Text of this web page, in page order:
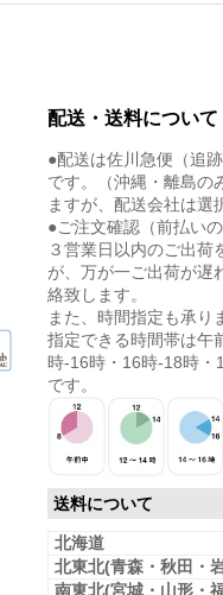
配送・送料について
●配送は佐川急便（追
です。（沖縄・離島の
ますが、配送会社は選
●ご注文確認（前払い
３営業日以内のご出荷
が、万が一ご出荷が遅
絡致します。
また、時間指定も承り
指定できる時間帯は午
時-16時・16時-18時
です。
送料について
北海道
北東北(青森・秋田・
南東北(宮城・山形・